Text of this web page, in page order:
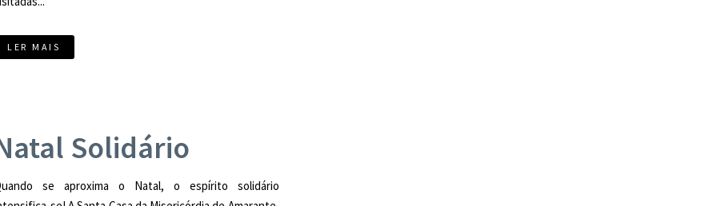
LER MAIS
Solidário
se aproxima o Natal, o espírito solidário